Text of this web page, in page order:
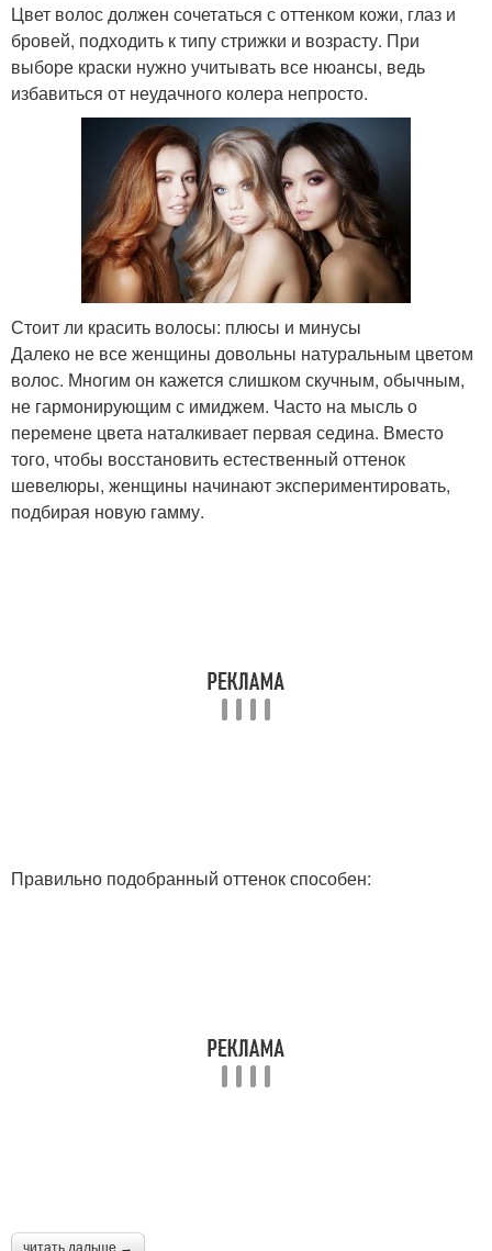
Цвет волос должен сочетаться с оттенком кожи, глаз и
бровей, подходить к типу стрижки и возрасту. При
выборе краски нужно учитывать все нюансы, ведь
избавиться от неудачного колера непросто.
Стоит ли красить волосы: плюсы и минусы
Далеко не все женщины довольны натуральным цветом
волос. Многим он кажется слишком скучным, обычным,
не гармонирующим с имиджем. Часто на мысль о
перемене цвета наталкивает первая седина. Вместо
того, чтобы восстановить естественный оттенок
шевелюры, женщины начинают экспериментировать,
подбирая новую гамму.
Правильно подобранный оттенок способен:
читать дальше →